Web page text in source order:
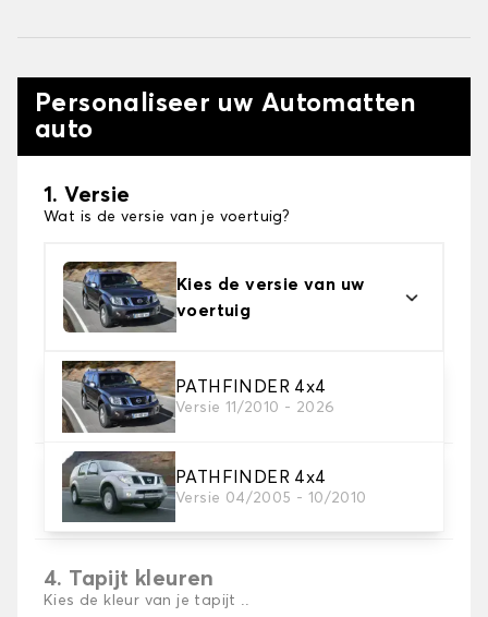
Personaliseer uw Automatten
auto
1. Versie
Wat is de versie van je voertuig?
Kies de versie van uw
voertuig
PATHFINDER 4x4
Versie 11/2010 - 2026
PATHFINDER 4x4
Versie 04/2005 - 10/2010
2. Materiaal
Kies het materiaal van uw automatten
3. Aantal matten
Selecteer het aantal automatten dat je nodig hebt.
4. Tapijt kleuren
Kies de kleur van je tapijt ..